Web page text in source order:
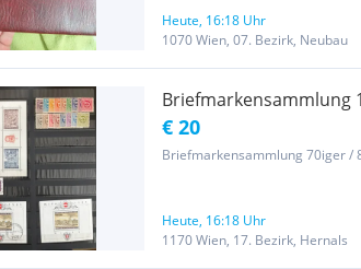
Heute, 16:18 Uhr
1070 Wien, 07. Bezirk, Neubau
Briefmarkensammlung
€ 20
Briefmarkensammlung 70iger /
Heute, 16:18 Uhr
1170 Wien, 17. Bezirk, Hernals